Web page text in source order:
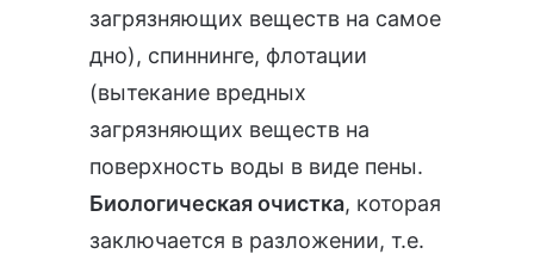
загрязняющих веществ на самое
дно), спиннинге, флотации
(вытекание вредных
загрязняющих веществ на
поверхность воды в виде пены.
Биологическая очистка, которая
заключается в разложении, т.е.